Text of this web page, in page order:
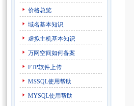
价格总览
域名基本知识
虚拟主机基本知识
万网空间如何备案
FTP软件上传
MSSQL使用帮助
MYSQL使用帮助